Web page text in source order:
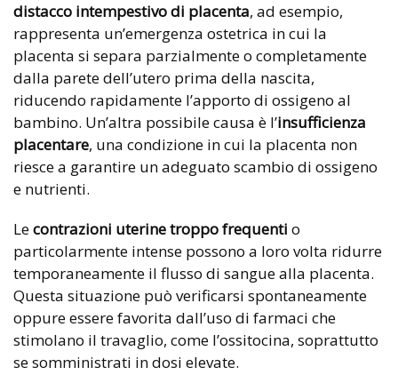
distacco intempestivo di placenta, ad esempio,
rappresenta un’emergenza ostetrica in cui la
placenta si separa parzialmente o completamente
dalla parete dell’utero prima della nascita,
riducendo rapidamente l’apporto di ossigeno al
bambino. Un’altra possibile causa è l’insufficienza
placentare, una condizione in cui la placenta non
riesce a garantire un adeguato scambio di ossigeno
e nutrienti.
Lecontrazioni uterine troppo frequenti o
particolarmente intense possono a loro volta ridurre
temporaneamente il flusso di sangue alla placenta.
Questa situazione può verificarsi spontaneamente
oppure essere favorita dall’uso di farmaci che
stimolano il travaglio, come l’ossitocina, soprattutto
se somministrati in dosi elevate.